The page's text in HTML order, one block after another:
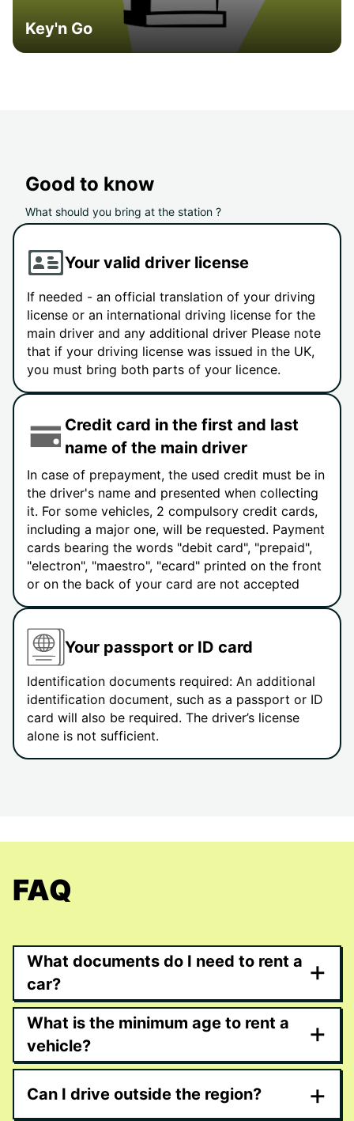
Key'n Go
Good to know
What should you bring at the station ?
Your valid driver license
If needed - an official translation of your driving
license or an international driving license for the
main driver and any additional driver Please note
that if your driving license was issued in the UK,
you must bring both parts of your licence.
Credit card in the first and last
name of the main driver
In case of prepayment, the used credit must be in
the driver's name and presented when collecting
it. For some vehicles, 2 compulsory credit cards,
including a major one, will be requested. Payment
cards bearing the words "debit card", "prepaid",
"electron", "maestro", "ecard" printed on the front
or on the back of your card are not accepted
Your passport or ID card
Identification documents required: An additional
identification document, such as a passport or ID
card will also be required. The driver’s license
alone is not sufficient.
FAQ
What documents do I need to rent a
car?
+
What is the minimum age to rent a
vehicle?
+
Can I drive outside the region? +